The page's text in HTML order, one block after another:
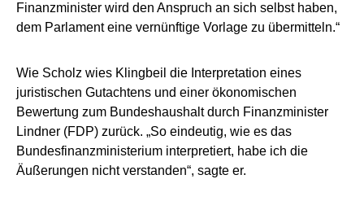
Finanzminister wird den Anspruch an sich selbst haben,
dem Parlament eine vernünftige Vorlage zu übermitteln.“
Wie Scholz wies Klingbeil die Interpretation eines
juristischen Gutachtens und einer ökonomischen
Bewertung zum Bundeshaushalt durch Finanzminister
Lindner (FDP) zurück. „So eindeutig, wie es das
Bundesfinanzministerium interpretiert, habe ich die
Äußerungen nicht verstanden“, sagte er.